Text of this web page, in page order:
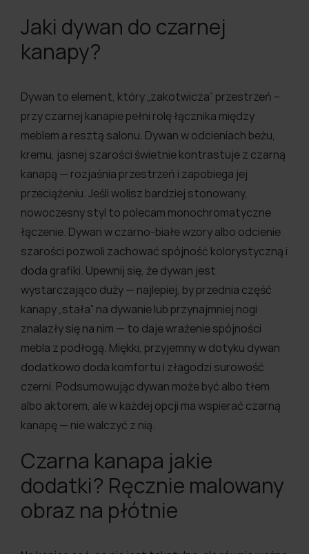
Jaki dywan do czarnej
kanapy?
Dywan to element, który „zakotwicza” przestrzeń –
przy czarnej kanapie pełni rolę łącznika między
meblem a resztą salonu. Dywan w odcieniach beżu,
kremu, jasnej szarości świetnie kontrastuje z czarną
kanapą — rozjaśnia przestrzeń i zapobiega jej
przeciążeniu. Jeśli wolisz bardziej stonowany,
nowoczesny styl to polecam monochromatyczne
łączenie. Dywan w czarno-białe wzory albo odcienie
szarości pozwoli zachować spójność kolorystyczną i
doda grafiki. Upewnij się, że dywan jest
wystarczająco duży — najlepiej, by przednia część
kanapy „stała” na dywanie lub przynajmniej nogi
znalazły się na nim — to daje wrażenie spójności
mebla z podłogą. Miękki, przyjemny w dotyku dywan
dodatkowo doda komfortu i złagodzi surowość
czerni. Podsumowując dywan może być albo tłem
albo aktorem, ale w każdej opcji ma wspierać czarną
kanapę — nie walczyć z nią.
Czarna kanapa jakie
dodatki? Ręcznie malowany
obraz na płótnie